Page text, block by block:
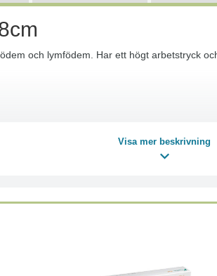
och lymfödem. Har ett högt arbetstryck
Visa mer beskrivning